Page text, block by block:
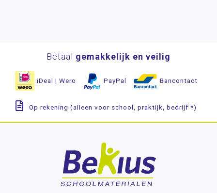
Betaal gemakkelijk en veilig
iDeal | Wero PayPal Bancontact
Op rekening (alleen voor school, praktijk, bedrijf *)